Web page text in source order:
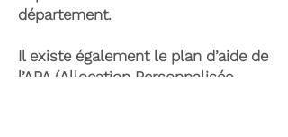
département.
Il existe également le plan d’aide de
l’APA (Allocation Personnalisée